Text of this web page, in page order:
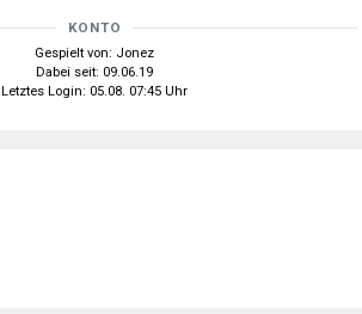
KONTO
Gespielt von: Jonez
Dabei seit: 09.06.19
Letztes Login: 05.08. 07:45 Uhr